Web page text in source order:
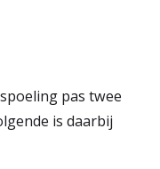
pas twee
is daarbij